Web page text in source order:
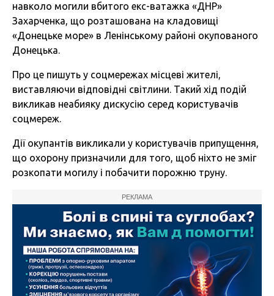
навколо могили вбитого екс-ватажка «ДНР»
Захарченка, що розташована на кладовищі
«Донецьке море» в Ленінському районі окупованого
Донецька.
Про це пишуть у соцмережах місцеві жителі,
виставляючи відповідні світлини. Такий хід подій
викликав неабияку дискусію серед користувачів
соцмереж.
Дії окупантів викликали у користувачів припущення,
що охорону призначили для того, щоб ніхто не зміг
розкопати могилу і побачити порожню труну.
РЕКЛАМА